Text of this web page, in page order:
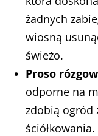
żadnych
wiosną
świeżo.
Proso
odporne na
zdobią ogród
ściółkowania.